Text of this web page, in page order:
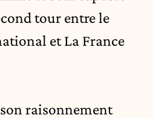
tour entre le
et La France
raisonnement